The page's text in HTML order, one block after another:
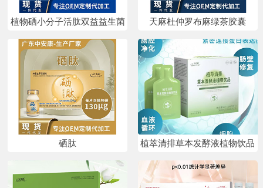
植物硒小分子活肽双益益生菌 天麻杜仲罗布麻绿茶胶囊
硒肽 植萃清排草本发酵液植物饮品